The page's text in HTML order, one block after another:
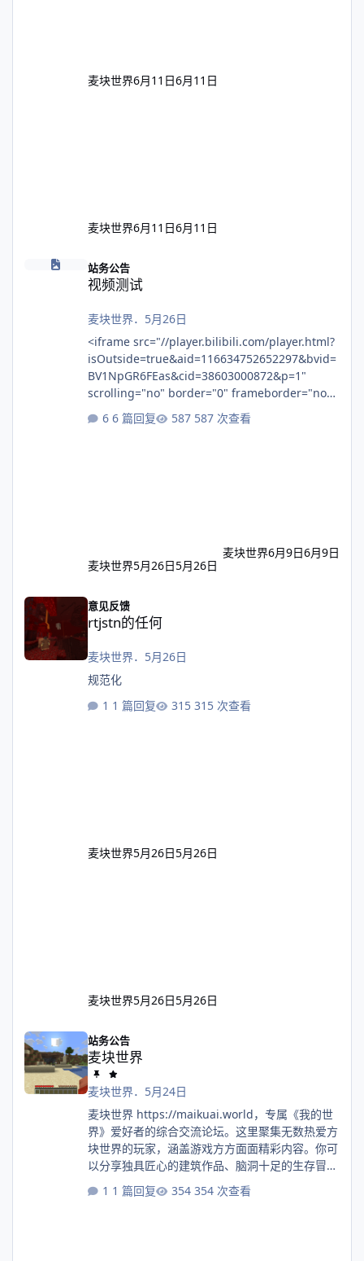
斯 John Tobias ◎主 演 卡尔·厄本 Karl
麦块世界6月11日6月11日
麦块世界6月11日6月11日
视频测试
站务公告
视频测试
麦块世界． 5月26日
<iframe src="//player.bilibili.com/player.html?
isOutside=true&aid=116634752652297&bvid=
BV1NpGR6FEas&cid=38603000872&p=1"
scrolling="no" border="0" frameborder="no"
framespacing="0" allowfullscreen="true">
</iframe>
6 篇回复 587 次查看
麦块世界5月26日5月26日
麦块世界6月9日6月9日
rtjstn的任何
意见反馈
rtjstn的任何
麦块世界． 5月26日
规范化
1 篇回复
315 次查看
麦块世界5月26日5月26日
麦块世界5月26日5月26日
麦块世界
站务公告
麦块世界
麦块世界． 5月24日
麦块世界 https://maikuai.world，专属《我的世
界》爱好者的综合交流论坛。这里聚集无数热爱方
块世界的玩家，涵盖游戏方方面面精彩内容。你可
以分享独具匠心的建筑作品、脑洞十足的生存冒
险、精巧复杂的红石机械，也能交流光影材质美
化、模组整合搭配、游戏版本适配等游玩技巧。论
1 篇回复 354 次查看